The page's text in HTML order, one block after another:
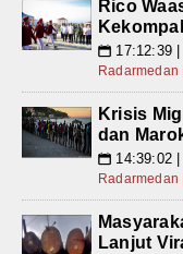
Rico
📅 17:12:39
Krisis
dan
📅 14:39:02
Lanjut